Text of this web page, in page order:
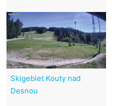
Skigebiet Kouty nad
Desnou